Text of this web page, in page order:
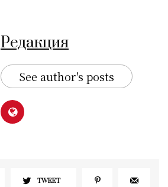
Редакция
See author's posts
TWEET